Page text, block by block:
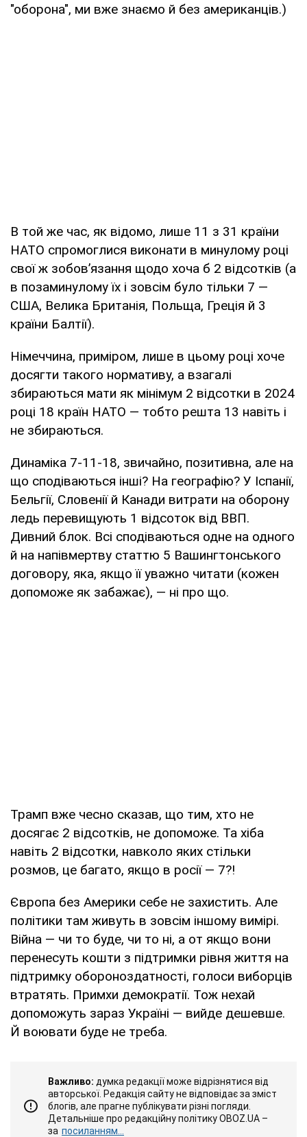
"оборона", ми вже знаємо й без американців.)
В той же час, як відомо, лише 11 з 31 країни
НАТО спромоглися виконати в минулому році
свої ж зобов’язання щодо хоча б 2 відсотків (а
в позаминулому їх і зовсім було тільки 7 —
США, Велика Британія, Польща, Греція й 3
країни Балтії).
Німеччина, приміром, лише в цьому році хоче
досягти такого нормативу, а взагалі
збираються мати як мінімум 2 відсотки в 2024
році 18 країн НАТО — тобто решта 13 навіть і
не збираються.
Динаміка 7-11-18, звичайно, позитивна, але на
що сподіваються інші? На географію? У Іспанії,
Бельгії, Словенії й Канади витрати на оборону
ледь перевищують 1 відсоток від ВВП.
Дивний блок. Всі сподіваються одне на одного
й на напівмертву статтю 5 Вашингтонського
договору, яка, якщо її уважно читати (кожен
допоможе як забажає), — ні про що.
Трамп вже чесно сказав, що тим, хто не
досягає 2 відсотків, не допоможе. Та хіба
навіть 2 відсотки, навколо яких стільки
розмов, це багато, якщо в росії — 7?!
Європа без Америки себе не захистить. Але
політики там живуть в зовсім іншому вимірі.
Війна — чи то буде, чи то ні, а от якщо вони
перенесуть кошти з підтримки рівня життя на
підтримку обороноздатності, голоси виборців
втратять. Примхи демократії. Тож нехай
допоможуть зараз Україні — вийде дешевше.
Й воювати буде не треба.
Важливо: думка редакції може відрізнятися від
авторської. Редакція сайту не відповідає за зміст
блогів, але прагне публікувати різні погляди.
Детальніше про редакційну політику OBOZ.UA –
за посиланням...